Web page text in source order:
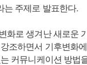
는 주제로 발표한다.
화로 생겨난 새로운
조하면서 기후변화
커뮤니케이션 방법